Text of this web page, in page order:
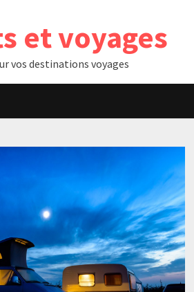
et voyages
vos destinations voyages